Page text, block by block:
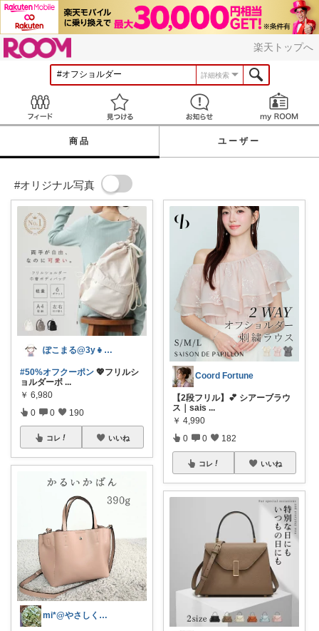
楽天トップへ
詳細検索
見つける お知らせ
商品 ユーザー
#オリジナル写真
ぽこまる@3y👧ファッション🌷
#50%オフクーポン 💖フリルシ
ョルダーボ ...
￥ 6,980
0 0 190
コレ いいね
mi*@やさしく整う暮らし
Coord Fortune
【2段フリル】💕 シアーブラウ
ス｜sais ...
￥ 4,990
0 0 182
コレ いいね